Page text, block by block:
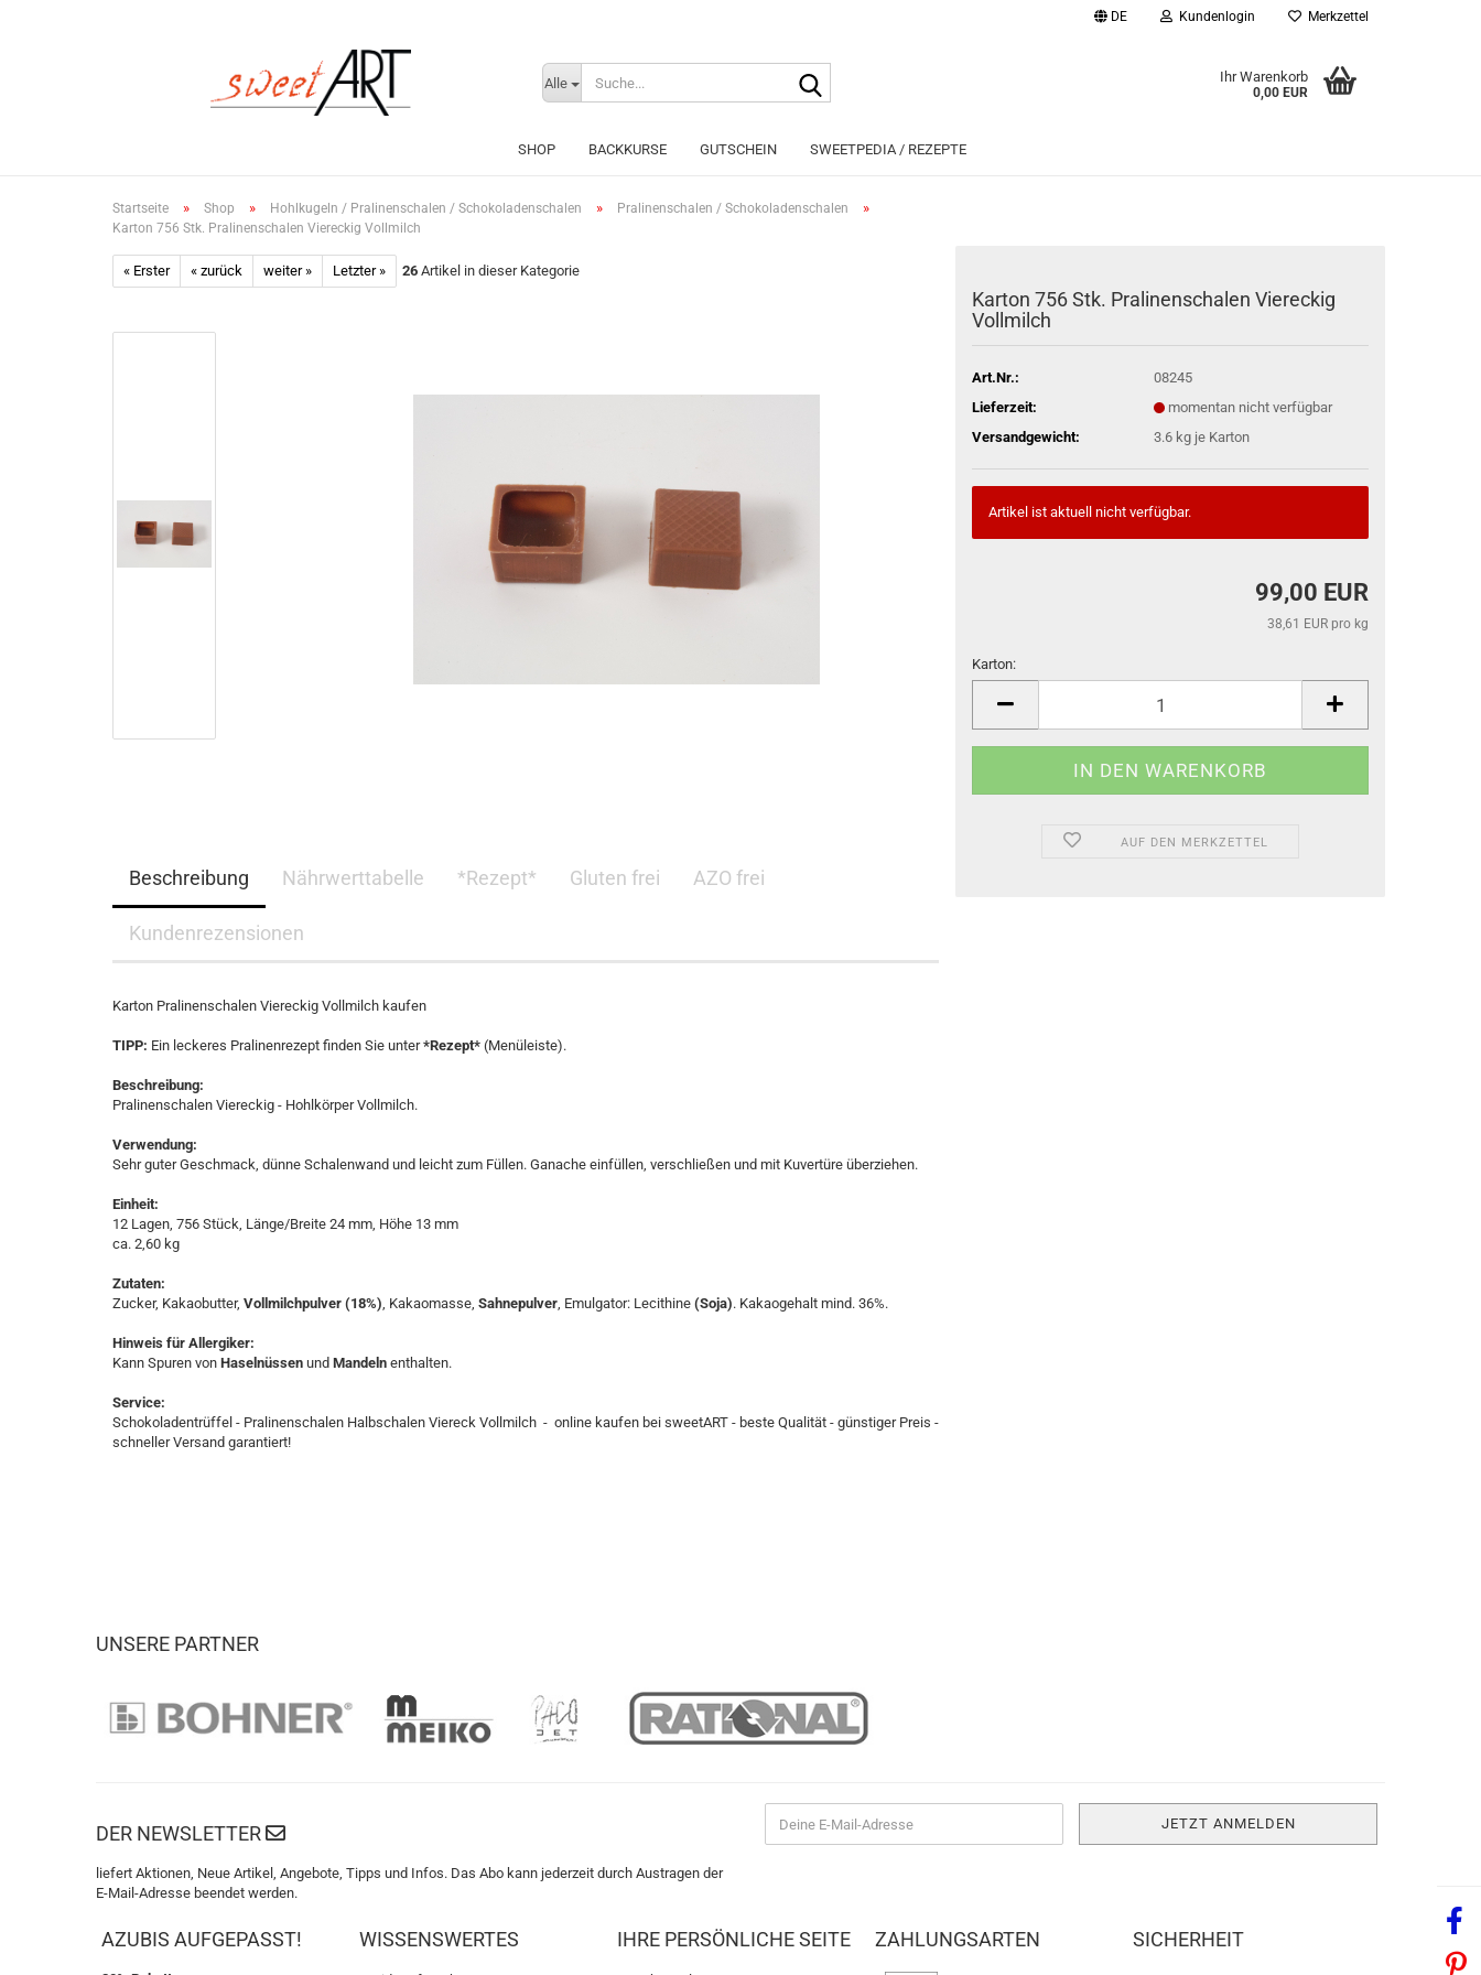
DE Kundenlogin
Konto erstellen
Merkzettel
Alle Ihr Warenkorb
0,00 EUR
SHOP BACKKURSE GUTSCHEIN SWEETPEDIA / REZEPTE
Startseite » Shop » Hohlkugeln / Pralinenschalen / Schokoladenschalen » Pralinenschalen / Schokoladenschalen »
Karton 756 Stk. Pralinenschalen Viereckig Vollmilch
« Erster « zurück weiter » Letzter » 26 Artikel in dieser Kategorie
Karton 756 Stk. Pralinenschalen Viereckig
Vollmilch
Art.Nr.:
08245
Lieferzeit:
momentan nicht verfügbar
Versandgewicht:
3.6 kg je Karton
Artikel ist aktuell nicht verfügbar.
99,00 EUR
38,61 EUR pro kg
Karton:
Karton
AUF DEN MERKZETTEL
Beschreibung Nährwerttabelle *Rezept* Gluten frei AZO frei
Kundenrezensionen
Karton Pralinenschalen Viereckig Vollmilch kaufen
TIPP: Ein leckeres Pralinenrezept finden Sie unter*Rezept* (Menüleiste).
Beschreibung:
Pralinenschalen Viereckig - Hohlkörper Vollmilch.
Verwendung:
Sehr guter Geschmack, dünne Schalenwand und leicht zum Füllen. Ganache einfüllen, verschließen und mit Kuvertüre überziehen.
Einheit:
12 Lagen, 756 Stück, Länge/Breite 24 mm, Höhe 13 mm
​ca. 2,60 kg
Zutaten:
Zucker, Kakaobutter, Vollmilchpulver (18%), Kakaomasse, Sahnepulver, Emulgator: Lecithine (Soja). Kakaogehalt mind. 36%.
Hinweis für Allergiker:
Kann Spuren von Haselnüssen und Mandeln enthalten.
Service:
Schokoladentrüffel - Pralinenschalen Halbschalen Viereck Vollmilch - online kaufen bei sweetART - beste Qualität - günstiger Preis -
schneller Versand garantiert!​
UNSERE PARTNER
DER NEWSLETTER
liefert Aktionen, Neue Artikel, Angebote, Tipps und Infos. Das Abo kann jederzeit durch Austragen der
E-Mail-Adresse beendet werden.
AZUBIS AUFGEPASST! WISSENSWERTES IHRE PERSÖNLICHE SEITE ZAHLUNGSARTEN SICHERHEIT